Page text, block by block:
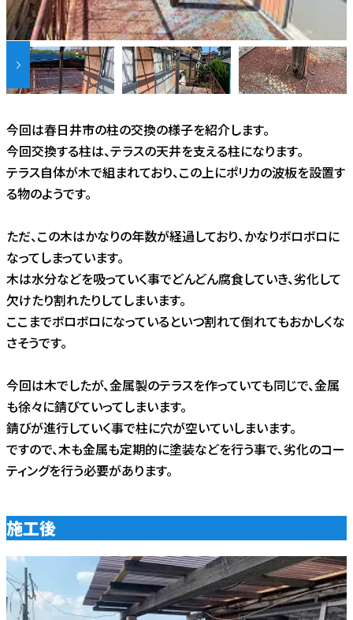
今回は春日井市の柱の交換の様子を紹介します。
今回交換する柱は、テラスの天井を支える柱になります。
テラス自体が木で組まれており、この上にポリカの波板を設置す
る物のようです。
ただ、この木はかなりの年数が経過しており、かなりボロボロに
なってしまっています。
木は水分などを吸っていく事でどんどん腐食していき、劣化して
欠けたり割れたりしてしまいます。
ここまでボロボロになっているといつ割れて倒れてもおかしくな
さそうです。
今回は木でしたが、金属製のテラスを作っていても同じで、金属
も徐々に錆びていってしまいます。
錆びが進行していく事で柱に穴が空いていしまいます。
ですので、木も金属も定期的に塗装などを行う事で、劣化のコー
ティングを行う必要があります。
施工後